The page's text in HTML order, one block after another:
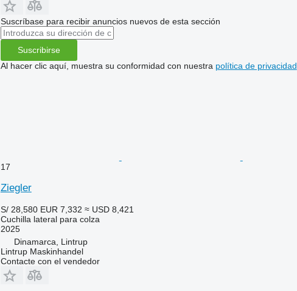
Suscríbase para recibir anuncios nuevos de esta sección
Suscribirse
Al hacer clic aquí, muestra su conformidad con nuestra política de privacidad
17
Ziegler
S/ 28,580 EUR 7,332 ≈ USD 8,421
Cuchilla lateral para colza
2025
Dinamarca, Lintrup
Lintrup Maskinhandel
Contacte con el vendedor